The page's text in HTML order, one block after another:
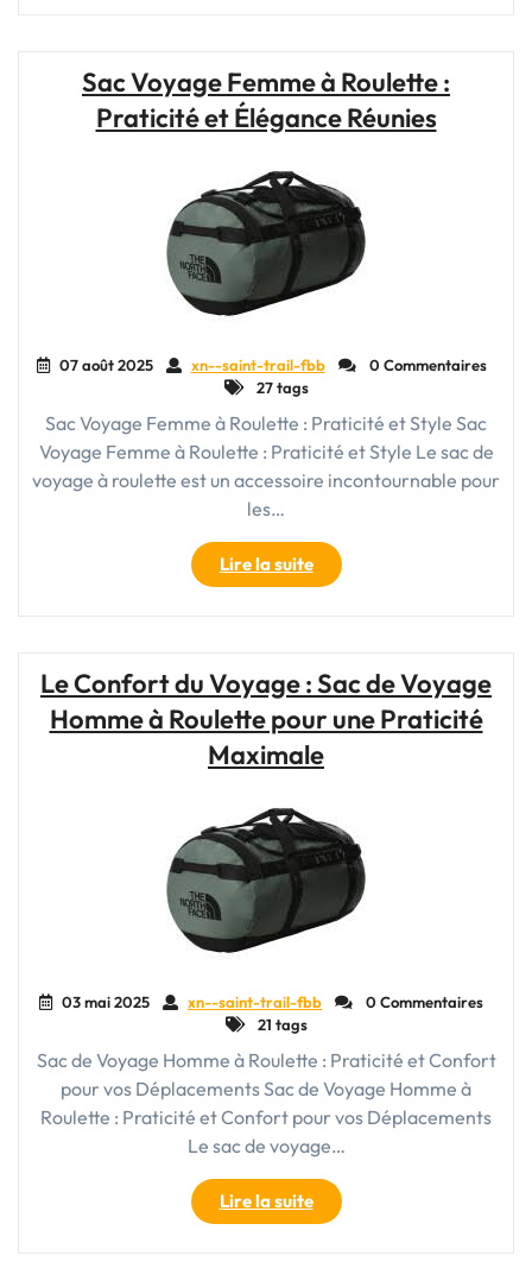
Sac
à
Roulette
Litres
:
Votre
Compagnon
Grands
Sac Voyage Femme à Roulette :
Praticité et Élégance Réunies
07 août 2025 xn--saint-trail-fbb
0 Commentaires
27 tags
Sac Voyage Femme à Roulette : Praticité et Style Sac
Voyage Femme à Roulette : Praticité et Style Le sac de
voyage à roulette est un accessoire incontournable pour
les…
Lire la suite"Sac
Voyage
Femme
:
Praticité
Élégance
Le Confort du Voyage : Sac de Voyage
Homme à Roulette pour une Praticité
Maximale
03 mai 2025 xn--saint-trail-fbb
0 Commentaires
21 tags
Sac de Voyage Homme à Roulette : Praticité et Confort
pour vos Déplacements Sac de Voyage Homme à
Roulette : Praticité et Confort pour vos Déplacements
Le sac de voyage…
Lire la suite"Le
Confort
du